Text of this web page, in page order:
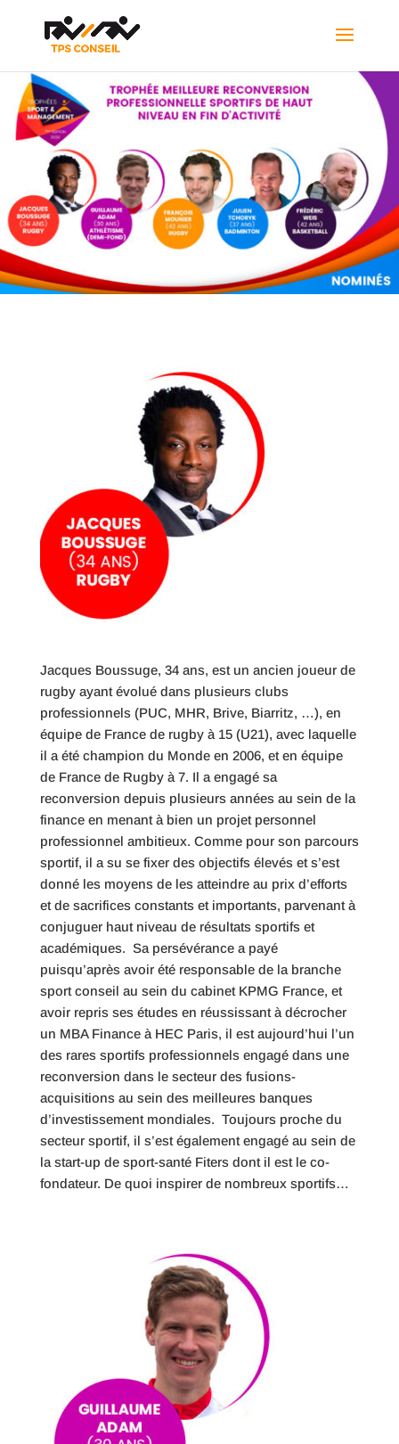
Jacques Boussuge, 34 ans, est un ancien joueur de
rugby ayant évolué dans plusieurs clubs
professionnels (PUC, MHR, Brive, Biarritz, …), en
équipe de France de rugby à 15 (U21), avec laquelle
il a été champion du Monde en 2006, et en équipe
de France de Rugby à 7. Il a engagé sa
reconversion depuis plusieurs années au sein de la
finance en menant à bien un projet personnel
professionnel ambitieux. Comme pour son parcours
sportif, il a su se fixer des objectifs élevés et s’est
donné les moyens de les atteindre au prix d’efforts
et de sacrifices constants et importants, parvenant à
conjuguer haut niveau de résultats sportifs et
académiques. Sa persévérance a payé
puisqu’après avoir été responsable de la branche
sport conseil au sein du cabinet KPMG France, et
avoir repris ses études en réussissant à décrocher
un MBA Finance à HEC Paris, il est aujourd’hui l’un
des rares sportifs professionnels engagé dans une
reconversion dans le secteur des fusions-
acquisitions au sein des meilleures banques
d’investissement mondiales. Toujours proche du
secteur sportif, il s’est également engagé au sein de
la start-up de sport-santé Fiters dont il est le co-
fondateur. De quoi inspirer de nombreux sportifs…